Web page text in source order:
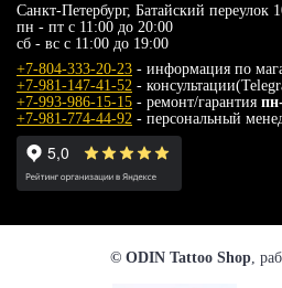
Санкт-Петербург, Батайский переулок
пн - пт с 11:00 до 20:00
сб - вс с 11:00 до 19:00
+7-804-333-20-23 - информация по
+7-981-147-41-52 -
+7-993-986-15-15 - ремонт/гарантия
+7-981-774-44-92 - персональный
© ODIN Tattoo Shop,